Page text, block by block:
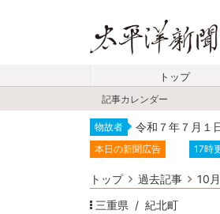
トップ
記事カレンダー
物故者 令和７年７月１
本日の新聞広告 17時
トップ 過去記事
10
三重県
紀北町